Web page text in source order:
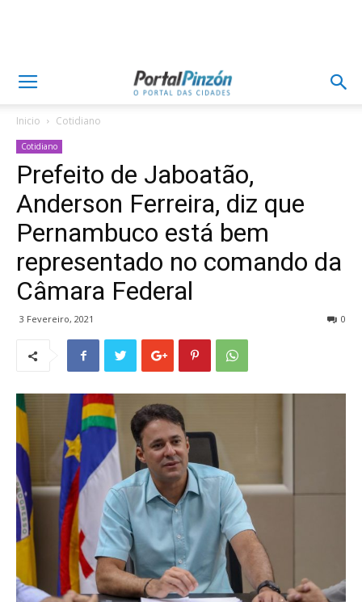
Inicio Cotidiano
Cotidiano
Prefeito de Jaboatão,
Anderson Ferreira, diz que
Pernambuco está bem
representado no comando da
Câmara Federal
3 Fevereiro, 2021 0